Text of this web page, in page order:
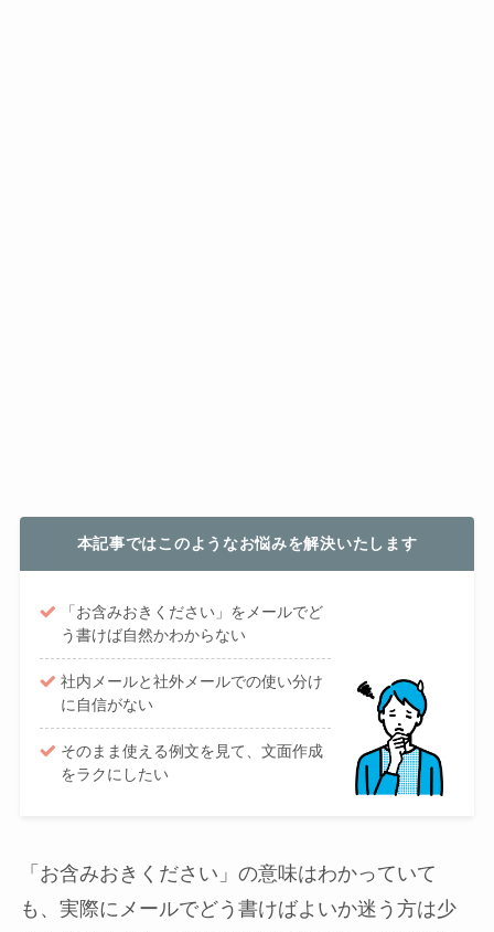
本記事ではこのようなお悩みを解決いたします
「お含みおきください」をメールでど
う書けば自然かわからない
社内メールと社外メールでの使い分け
に自信がない
そのまま使える例文を見て、文面作成
をラクにしたい
「お含みおきください」の意味はわかっていて
も、実際にメールでどう書けばよいか迷う方は少